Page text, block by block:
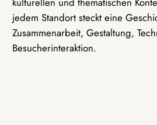
jedem Standort steckt eine
Zusammenarbeit, Gestaltung,
Besucherinteraktion.